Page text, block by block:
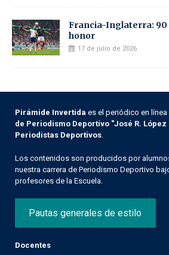
Francia-Inglaterra: 90
honor
17 de julio de 2026
Pirámide Invertida es el periódico en línea
de Periodismo Deportivo "José R. López
Periodistas Deportivos
Los contenidos son producidos por
nuestra carrera de Periodismo Deportivo
profesores de la Escuela.
Pautas generales de estilo
Docentes